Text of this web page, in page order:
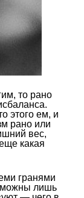
то рано
этого ем, и
рано или
вес,
какая
гранями
лишь